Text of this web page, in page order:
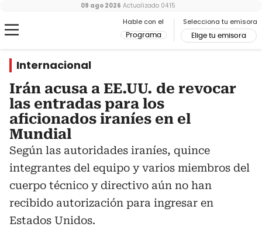
Hable con el
Programa
Selecciona tu emisora
Elige tu emisora
09 ago 2026 Actualizado 04:15
Internacional
Irán acusa a EE.UU. de revocar
las entradas para los
aficionados iraníes en el
Mundial
Según las autoridades iraníes, quince
integrantes del equipo y varios miembros del
cuerpo técnico y directivo aún no han
recibido autorización para ingresar en
Estados Unidos.